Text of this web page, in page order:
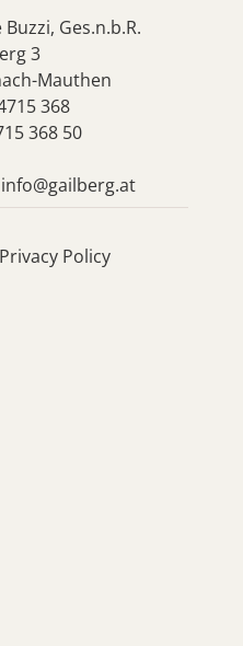
Ges.n.b.R.
3
Mauthen
368
368 50
info@gailberg.at
Privacy Policy